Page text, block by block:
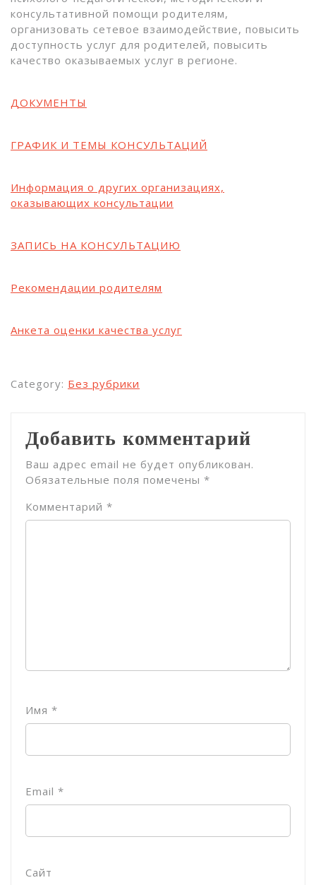
консультативной помощи родителям,
организовать сетевое взаимодействие, повысить
доступность услуг для родителей, повысить
качество оказываемых услуг в регионе.
ДОКУМЕНТЫ
ГРАФИК И ТЕМЫ КОНСУЛЬТАЦИЙ
Информация о других организациях,
оказывающих консультации
ЗАПИСЬ НА КОНСУЛЬТАЦИЮ
Рекомендации родителям
Анкета оценки качества услуг
Category: Без рубрики
Добавить комментарий
Ваш адрес email не будет опубликован.
Обязательные поля помечены *
Комментарий *
Имя *
Email *
Сайт